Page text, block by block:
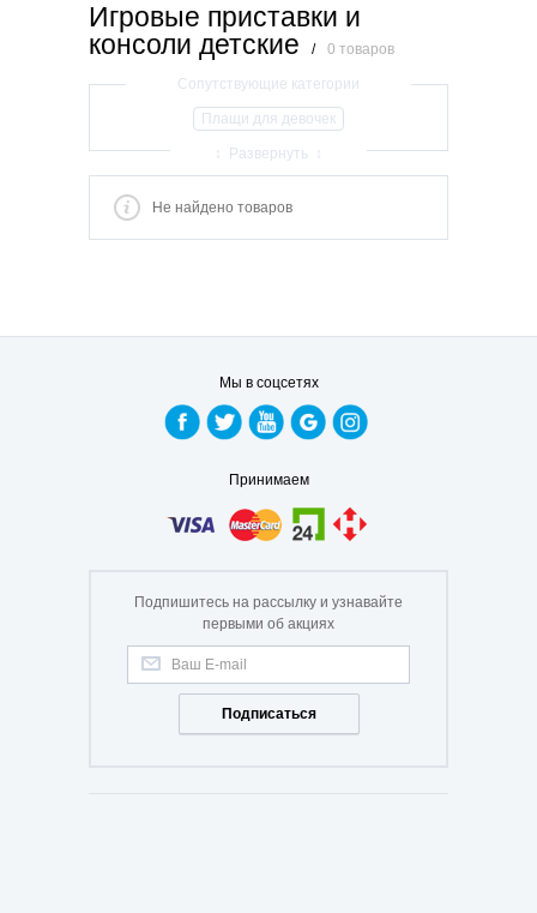
Игровые приставки и
консоли детские
/ 0 товаров
Плащи для девочек
Школьная канцелярия
Школьные рюкзаки и аксессуары
Подростковые рюкзаки
Дошкольные рюкзаки
Детские рюкзаки
Кошельки
Косметички
↕ Развернуть ↕
Не найдено товаров
Мы в соцсетях
Принимаем
Подпишитесь на рассылку и узнавайте
первыми об акциях
Подписаться